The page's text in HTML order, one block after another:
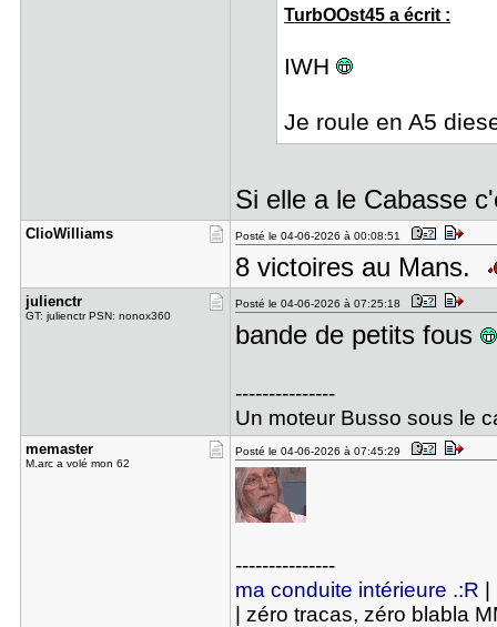
TurbOOst45 a écrit :
IWH
Je roule en A5
Si elle a le Cabasse
ClioWillia​ms Posté le 04-06-2026 à 00:08:51
8 victoires au Mans.
julienctr
GT: julienctr PSN: nonox360
Posté le 04-06-2026 à 07:25:18
bande de petits fous
---------------
Un moteur Busso sous le
memaster
M.arc a volé mon 62
Posté le 04-06-2026 à 07:45:29
---------------
ma conduite intérieure .:R
| zéro tracas, zéro blabla